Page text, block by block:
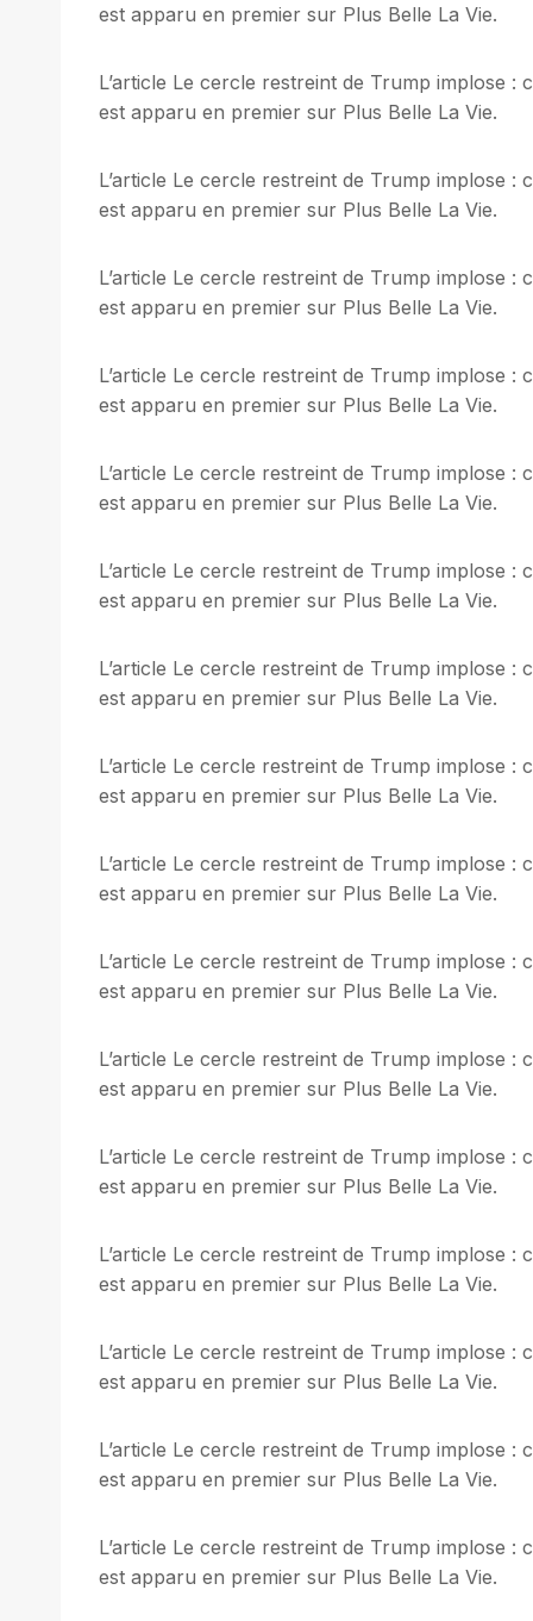
est apparu en premier sur Plus Belle La Vie.
L’article Le cercle restreint de Trump implose
est apparu en premier sur Plus Belle La Vie.
L’article Le cercle restreint de Trump implose
est apparu en premier sur Plus Belle La Vie.
L’article Le cercle restreint de Trump implose
est apparu en premier sur Plus Belle La Vie.
L’article Le cercle restreint de Trump implose
est apparu en premier sur Plus Belle La Vie.
L’article Le cercle restreint de Trump implose
est apparu en premier sur Plus Belle La Vie.
L’article Le cercle restreint de Trump implose
est apparu en premier sur Plus Belle La Vie.
L’article Le cercle restreint de Trump implose
est apparu en premier sur Plus Belle La Vie.
L’article Le cercle restreint de Trump implose
est apparu en premier sur Plus Belle La Vie.
L’article Le cercle restreint de Trump implose
est apparu en premier sur Plus Belle La Vie.
L’article Le cercle restreint de Trump implose
est apparu en premier sur Plus Belle La Vie.
L’article Le cercle restreint de Trump implose
est apparu en premier sur Plus Belle La Vie.
L’article Le cercle restreint de Trump implose
est apparu en premier sur Plus Belle La Vie.
L’article Le cercle restreint de Trump implose
est apparu en premier sur Plus Belle La Vie.
L’article Le cercle restreint de Trump implose
est apparu en premier sur Plus Belle La Vie.
L’article Le cercle restreint de Trump implose
est apparu en premier sur Plus Belle La Vie.
L’article Le cercle restreint de Trump implose
est apparu en premier sur Plus Belle La Vie.